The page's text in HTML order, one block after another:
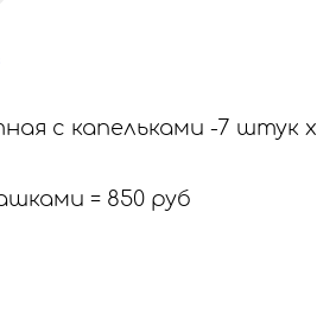
с капельками -7 штук х
= 850 руб